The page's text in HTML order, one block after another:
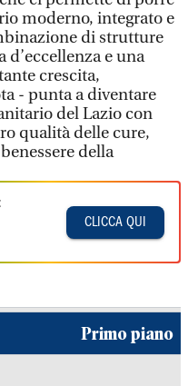
moderno, integrato e
di strutture
d’eccellenza e una
crescita,
- punta a diventare
del Lazio con
qualità delle cure,
della
CLICCA QUI
Primo piano